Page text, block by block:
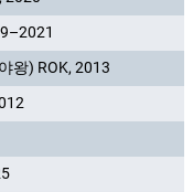
왕) ROK, 2013